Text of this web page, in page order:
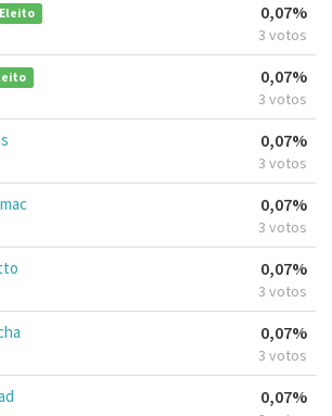
Eleito 0,07%
3 votos
0,07%
3 votos
0,07%
3 votos
0,07%
3 votos
0,07%
3 votos
0,07%
3 votos
0,07%